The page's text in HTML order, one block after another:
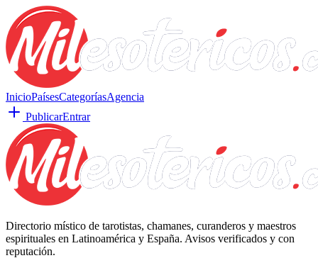
InicioPaísesCategoríasAgencia
PublicarEntrar
Directorio místico de tarotistas, chamanes, curanderos y maestros
espirituales en Latinoamérica y España. Avisos verificados y con
reputación.